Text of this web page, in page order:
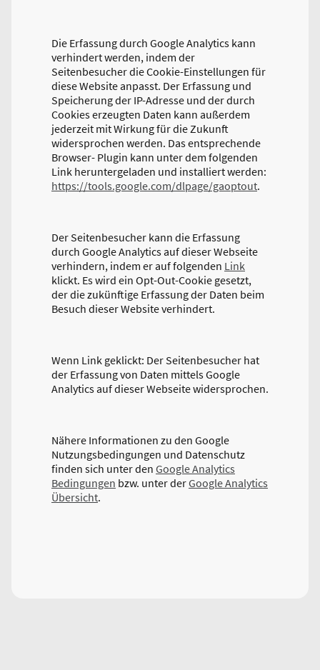
Die Erfassung durch Google Analytics kann
verhindert werden, indem der
Seitenbesucher die Cookie-Einstellungen für
diese Website anpasst. Der Erfassung und
Speicherung der IP-Adresse und der durch
Cookies erzeugten Daten kann außerdem
jederzeit mit Wirkung für die Zukunft
widersprochen werden. Das entsprechende
Browser- Plugin kann unter dem folgenden
Link heruntergeladen und installiert werden:
https://tools.google.com/dlpage/gaoptout.
Der Seitenbesucher kann die Erfassung
durch Google Analytics auf dieser Webseite
verhindern, indem er auf folgenden Link
klickt. Es wird ein Opt-Out-Cookie gesetzt,
der die zukünftige Erfassung der Daten beim
Besuch dieser Website verhindert.
Wenn Link geklickt: Der Seitenbesucher hat
der Erfassung von Daten mittels Google
Analytics auf dieser Webseite widersprochen.
Nähere Informationen zu den Google
Nutzungsbedingungen und Datenschutz
finden sich unter den Google Analytics
Bedingungen bzw. unter derGoogle Analytics
Übersicht.